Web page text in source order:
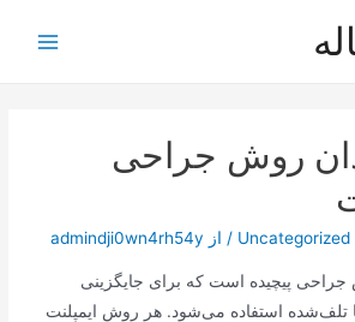
روش جراحی
Uncategorized / از admindji0wn4rh54y
جراحی پیچیده است که برای جایگزینی
تلف‌شده استفاده می‌شود. هر روش ایمپلنت